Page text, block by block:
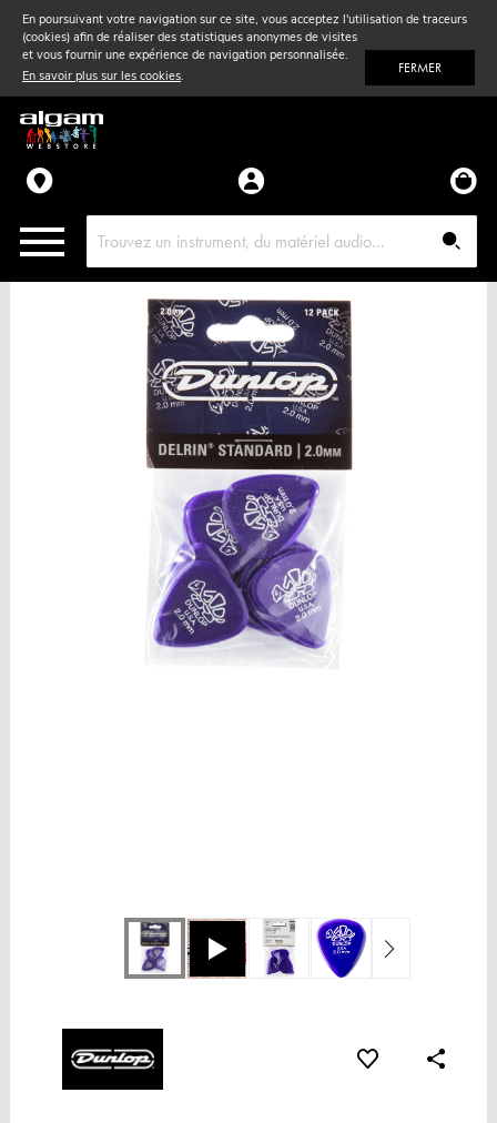
En poursuivant votre navigation sur ce site, vous acceptez l'utilisation de traceurs
(cookies) afin de réaliser des statistiques anonymes de visites
et vous fournir une expérience de navigation personnalisée.
En savoir plus sur les cookies. FERMER
Vent& Violon
Accessoires
Pièces détachées